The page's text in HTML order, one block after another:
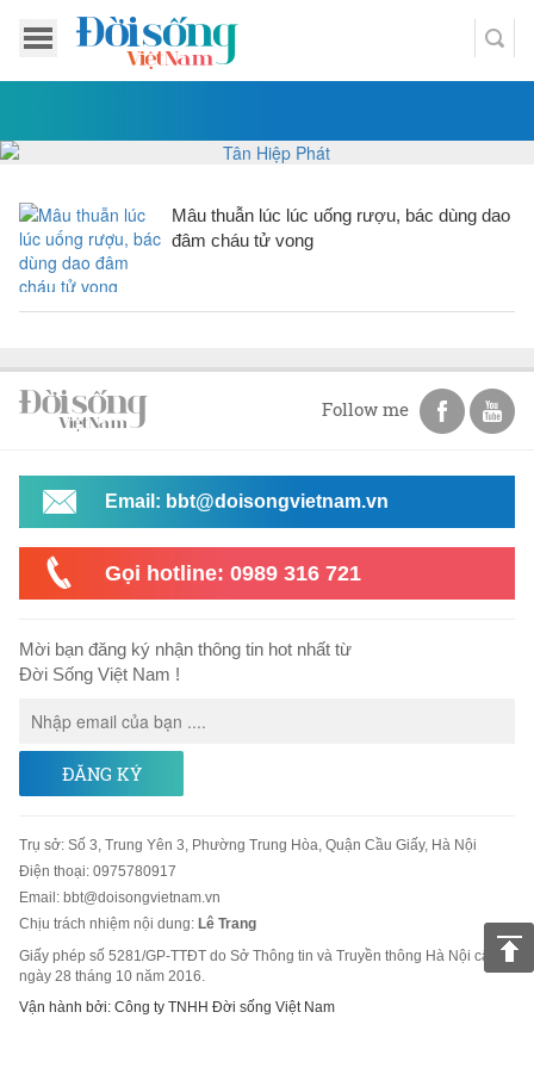
Mâu thuẫn lúc lúc uống rượu, bác dùng dao
đâm cháu tử vong
Follow me
Email: bbt@doisongvietnam.vn
Gọi hotline: 0989 316 721
Mời bạn đăng ký nhận thông tin hot nhất từ
Đời Sống Việt Nam !
ĐĂNG KÝ
Trụ sở: Số 3, Trung Yên 3, Phường Trung Hòa, Quận Cầu Giấy, Hà Nội
Điện thoại: 0975780917
Email : bbt@doisongvietnam.vn
Chịu trách nhiệm nội dung: Lê Trang
Giấy phép số 5281/GP-TTĐT do Sở Thông tin và Truyền thông Hà Nội cấp
ngày 28 tháng 10 năm 2016.
Vận hành bởi: Công ty TNHH Đời sống Việt Nam